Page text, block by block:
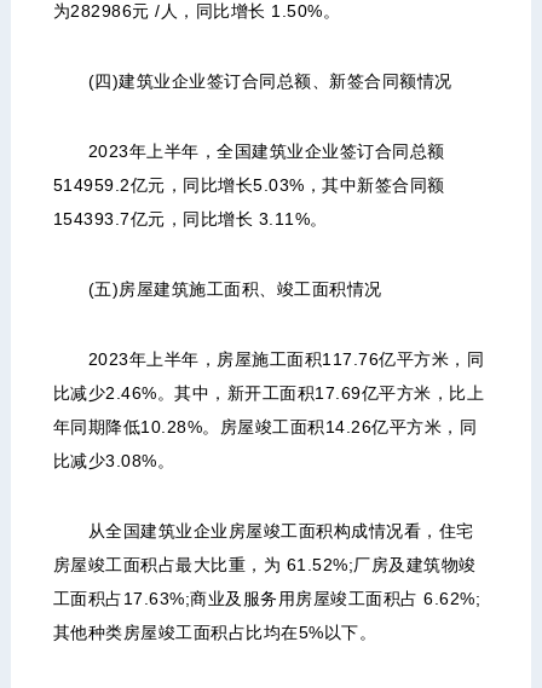
为282986元 /人，同比增长 1.50%。
(四)建筑业企业签订合同总额、新签合同额情况
2023年上半年，全国建筑业企业签订合同总额
514959.2亿元，同比增长5.03%，其中新签合同额
154393.7亿元，同比增长 3.11%。
(五)房屋建筑施工面积、竣工面积情况
2023年上半年，房屋施工面积117.76亿平方米，同
比减少2.46%。其中，新开工面积17.69亿平方米，比上
年同期降低10.28%。房屋竣工面积14.26亿平方米，同
比减少3.08%。
从全国建筑业企业房屋竣工面积构成情况看，住宅
房屋竣工面积占最大比重，为 61.52%;厂房及建筑物竣
工面积占17.63%;商业及服务用房屋竣工面积占 6.62%;
其他种类房屋竣工面积占比均在5%以下。